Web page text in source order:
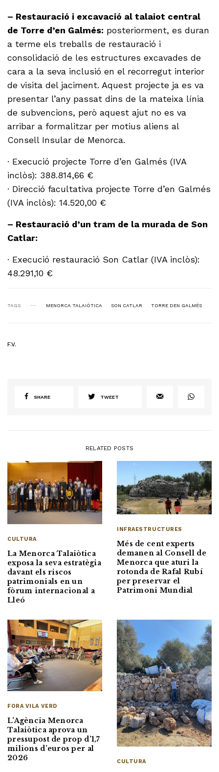
– Restauració i excavació al talaiot central
de Torre d’en Galmés: posteriorment, es duran
a terme els treballs de restauració i
consolidació de les estructures excavades de
cara a la seva inclusió en el recorregut interior
de visita del jaciment. Aquest projecte ja es va
presentar l’any passat dins de la mateixa línia
de subvencions, però aquest ajut no es va
arribar a formalitzar per motius aliens al
Consell Insular de Menorca.
· Execució projecte Torre d’en Galmés (IVA
inclòs): 388.814,66 €
· Direcció facultativa projecte Torre d’en Galmés
(IVA inclòs): 14.520,00 €
– Restauració d’un tram de la murada de Son
Catlar:
· Execució restauració Son Catlar (IVA inclòs):
48.291,10 €
TAGS MENORCA TALAIÒTICA SON CATLAR TORRE DEN GALMÉS
F.V.
SHARE TWEET
RELATED POSTS
CULTURA
La Menorca Talaiòtica
exposa la seva estratègia
davant els riscos
patrimonials en un
fòrum internacional a
Lleó
INFRAESTRUCTURES
Més de cent experts
demanen al Consell de
Menorca que aturi la
rotonda de Rafal Rubí
per preservar el
Patrimoni Mundial
FORA VILA VERD
L’Agència Menorca
Talaiòtica aprova un
pressupost de prop d’1,7
milions d’euros per al
2026
CULTURA